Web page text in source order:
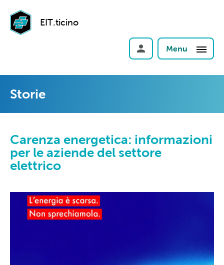
EIT.ticino
Menu
Storie
Carenza energetica: informazioni
per le aziende del settore
elettrico